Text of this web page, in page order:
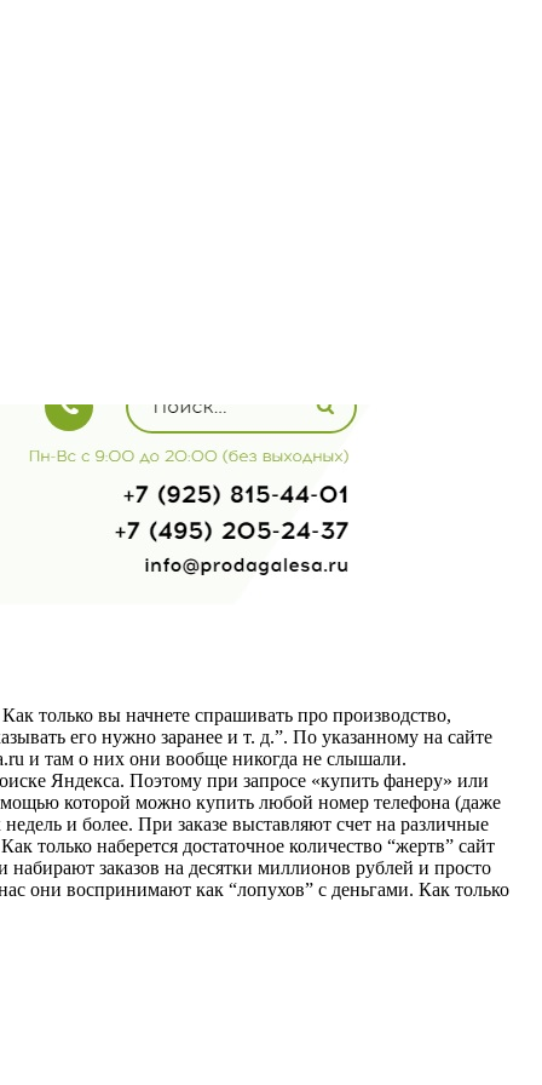
только вы начнете спрашивать про производство,
его нужно заранее и т. д.”. По указанному на сайте
и там о них они вообще никогда не слышали.
Яндекса. Поэтому при запросе «купить фанеру» или
которой можно купить любой номер телефона (даже
и более. При заказе выставляют счет на различные
только наберется достаточное количество “жертв” сайт
набирают заказов на десятки миллионов рублей и просто
они воспринимают как “лопухов” с деньгами. Как только